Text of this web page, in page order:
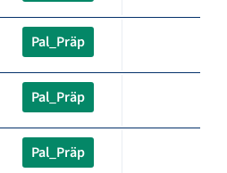
Pal_Präp
Pal_Präp
Pal_Präp